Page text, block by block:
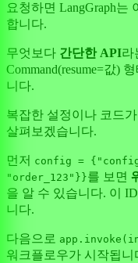
요청하면 LangGraph는
합니다.
무엇보다 간단한 API라
Command(resume=값)
니다.
복잡한 설정이나 코드
살펴보겠습니다.
먼저 config =
"order_123"}}를 보면
을 알 수 있습니다. 이
니다.
다음으로
워크플로우가 시작됩니